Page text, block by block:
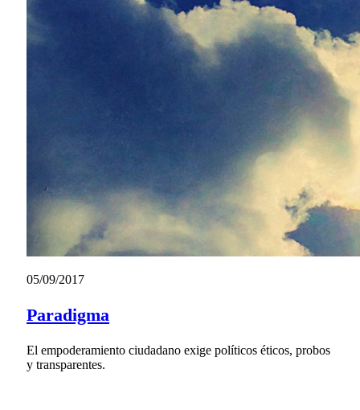
05/09/2017
Paradigma
El empoderamiento ciudadano exige políticos éticos, probos
y transparentes.